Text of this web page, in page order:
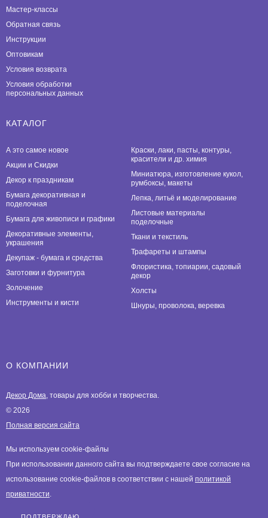
Мастер-классы
Обратная связь
Инструкции
Оптовикам
Условия возврата
Условия обработки
персональных данных
КАТАЛОГ
А это самое новое
Акции и Скидки
Декор к праздникам
Бумага декоративная и
поделочная
Бумага для живописи и графики
Декоративные элементы,
украшения
Декупаж - бумага и средства
Заготовки и фурнитура
Золочение
Инструменты и кисти
Краски, лаки, пасты, контуры,
красители и др. химия
Миниатюра, изготовление кукол,
румбоксы, макеты
Лепка, литьё и моделирование
Листовые материалы
поделочные
Ткани и текстиль
Трафареты и штампы
Флористика, топиарии, садовый
декор
Холсты
Шнуры, проволока, веревка
О КОМПАНИИ
Декор Дома, товары для хобби и творчества.
© 2026
Полная версия сайта
Мы используем cookie-файлы
При использовании данного сайта вы подтверждаете свое согласие на
использование cookie-файлов в соответствии с нашей политикой
приватности.